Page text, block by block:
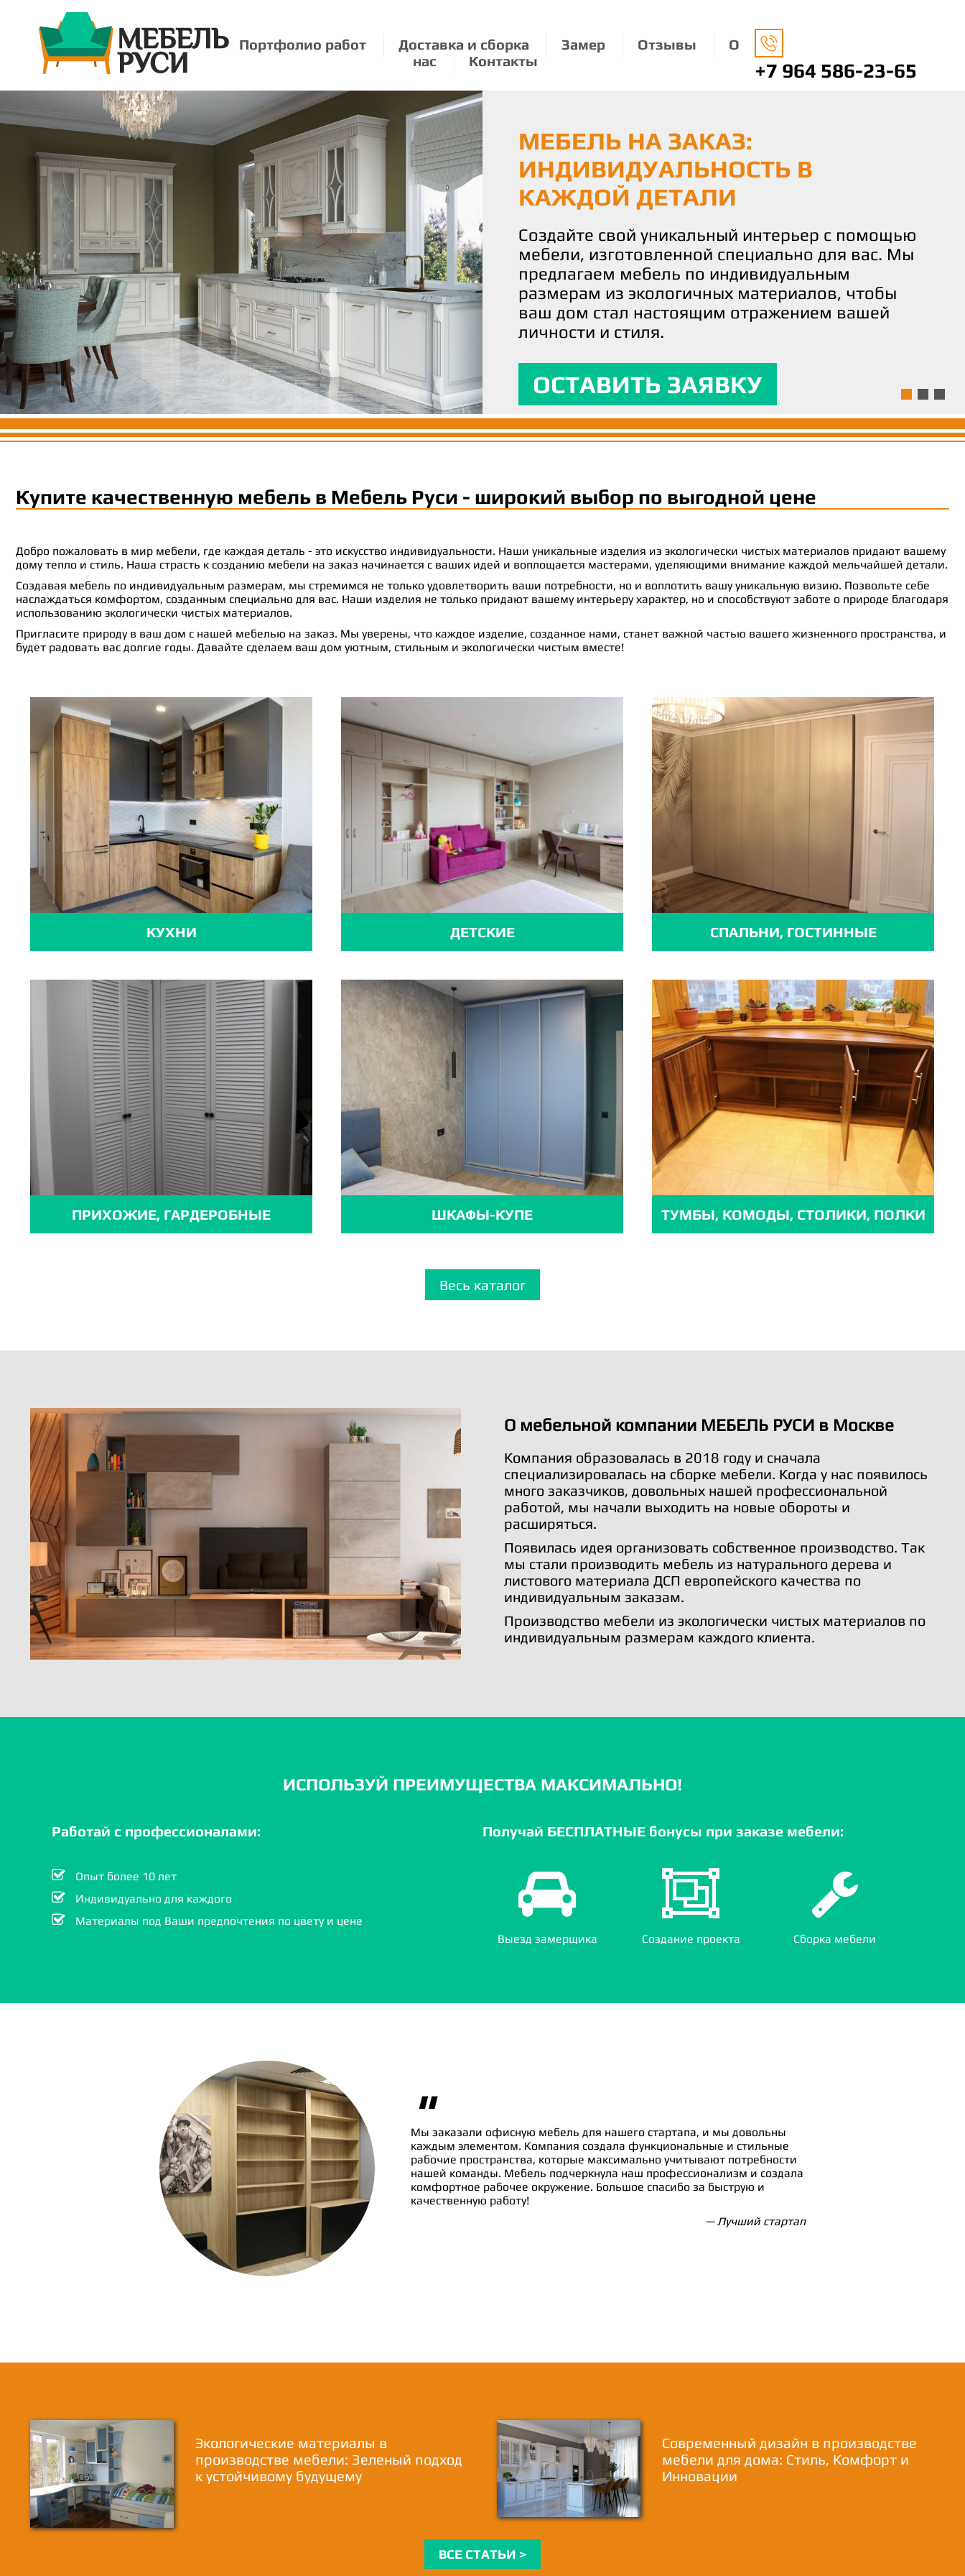
Портфолио работ Доставка и сборка Замер Отзывы
О
нас
Контакты +7 964 586-23-65
МЕБЕЛЬ НА ЗАКАЗ:
ИНДИВИДУАЛЬНОСТЬ В
КАЖДОЙ ДЕТАЛИ
Создайте свой уникальный интерьер с помощью
мебели, изготовленной специально для вас. Мы
предлагаем мебель по индивидуальным
размерам из экологичных материалов, чтобы
ваш дом стал настоящим отражением вашей
личности и стиля.
ОСТАВИТЬ ЗАЯВКУ
ЭКОЛОГИЧНАЯ МЕБЕЛЬ: ЗАБОТА
О ПРИРОДЕ И ВАШЕМ КОМФОРТЕ
Мы бережно относимся к окружающей среде,
используя только экологически чистые
материалы для изготовления нашей мебели.
Наши изделия не только придают вашему дому
уют и стиль, но и помогают заботиться о нашей
планете.
ОСТАВИТЬ ЗАЯВКУ
МЕБЕЛЬ ПО ВАШЕМУ ВКУСУ И
РАЗМЕРУ: КОМФОРТ И
УДОВОЛЬСТВИЕ
С нами вы получаете не просто мебель, а
истинное удовольствие от процесса создания.
Наша команда искусных мастеров готова
воплотить ваши идеи и желания в реальность,
чтобы каждая деталь мебели соответствовала
вашим ожиданиям и предоставляла
ОСТАВИТЬ ЗАЯВКУ
Купите качественную мебель в Мебель Руси - широкий выбор по выгодной цене
Добро пожаловать в мир мебели, где каждая деталь - это искусство индивидуальности. Наши уникальные изделия из экологически чистых материалов придают вашему
дому тепло и стиль. Наша страсть к созданию мебели на заказ начинается с ваших идей и воплощается мастерами, уделяющими внимание каждой мельчайшей детали.
Создавая мебель по индивидуальным размерам, мы стремимся не только удовлетворить ваши потребности, но и воплотить вашу уникальную визию. Позвольте себе
наслаждаться комфортом, созданным специально для вас. Наши изделия не только придают вашему интерьеру характер, но и способствуют заботе о природе благодаря
использованию экологически чистых материалов.
Пригласите природу в ваш дом с нашей мебелью на заказ. Мы уверены, что каждое изделие, созданное нами, станет важной частью вашего жизненного пространства, и
будет радовать вас долгие годы. Давайте сделаем ваш дом уютным, стильным и экологически чистым вместе!
КУХНИ ДЕТСКИЕ СПАЛЬНИ, ГОСТИННЫЕ
ПРИХОЖИЕ, ГАРДЕРОБНЫЕ ШКАФЫ-КУПЕ ТУМБЫ, КОМОДЫ, СТОЛИКИ, ПОЛКИ
Весь каталог
О мебельной компании МЕБЕЛЬ РУСИ в Москве
Компания образовалась в 2018 году и сначала
специализировалась на сборке мебели. Когда у нас появилось
много заказчиков, довольных нашей профессиональной
работой, мы начали выходить на новые обороты и
расширяться.
Появилась идея организовать собственное производство. Так
мы стали производить мебель из натурального дерева и
листового материала ДСП европейского качества по
индивидуальным заказам.
Производство мебели из экологически чистых материалов по
индивидуальным размерам каждого клиента.
ИСПОЛЬЗУЙ ПРЕИМУЩЕСТВА МАКСИМАЛЬНО!
Работай с профессионалами:
Опыт более 10 лет
Индивидуально для каждого
Материалы под Ваши предпочтения по цвету и цене
Получай БЕСПЛАТНЫЕ бонусы при заказе мебели:
Выезд замерщика Создание проекта Сборка мебели
"
Мы заказали офисную мебель для нашего стартапа, и мы довольны
каждым элементом. Компания создала функциональные и стильные
рабочие пространства, которые максимально учитывают потребности
нашей команды. Мебель подчеркнула наш профессионализм и создала
комфортное рабочее окружение. Большое спасибо за быструю и
качественную работу!
— Лучший стартап
Экологические материалы в
производстве мебели: Зеленый подход
к устойчивому будущему
Современный дизайн в производстве
мебели для дома: Стиль, Комфорт и
Инновации
ВСЕ СТАТЬИ >